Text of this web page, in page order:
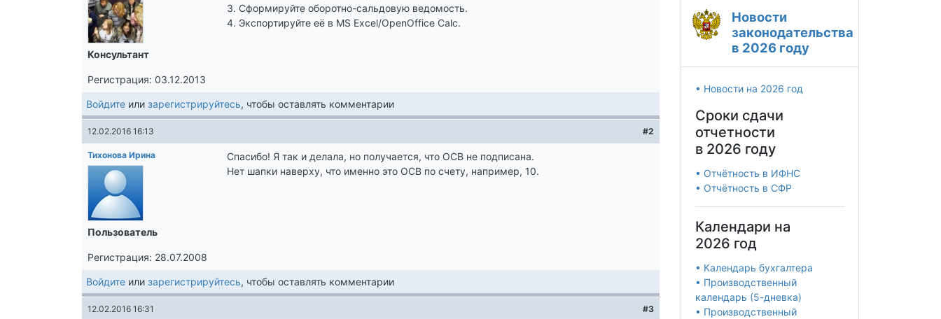
Консультант
Регистрация: 03.12.2013
3. Сформируйте оборотно-сальдовую ведомость.
4. Экспортируйте её в MS Excel/OpenOffice Calc.
Войдите или зарегистрируйтесь, чтобы оставлять комментарии
12.02.2016 16:13 #2
Тихонова Ирина
Пользователь
Регистрация: 28.07.2008
Спасибо! Я так и делала, но получается, что ОСВ не подписана.
Нет шапки наверху, что именно это ОСВ по счету, например, 10.
Войдите или зарегистрируйтесь, чтобы оставлять комментарии
12.02.2016 16:31 #3
Новости
законодательства
в 2026 году
• Новости на 2026 год
Сроки сдачи
отчетности
в 2026 году
• Отчётность в ИФНС
• Отчётность в СФР
Календари на
2026 год
• Календарь бухгалтера
• Производственный
календарь (5-дневка)
• Производственный